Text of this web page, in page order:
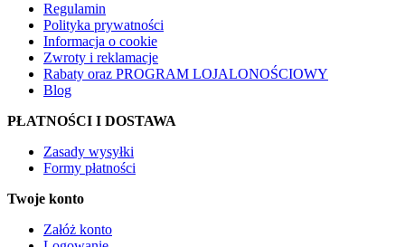
Regulamin
Polityka prywatności
Informacja o cookie
Zwroty i reklamacje
Rabaty oraz PROGRAM LOJALONOŚCIOWY
Blog
PŁATNOŚCI I DOSTAWA
Zasady wysyłki
Formy płatności
Twoje konto
Załóż konto